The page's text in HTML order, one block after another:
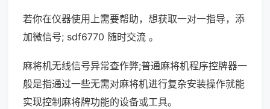
若你在仪器使用上需要帮助，想获取一对一指导，添
加微信号; sdf6770 随时交流 。
麻将机无线信号异常查作弊;普通麻将机程序控牌器一
般是指通过一些无需对麻将机进行复杂安装操作就能
实现控制麻将牌功能的设备或工具。